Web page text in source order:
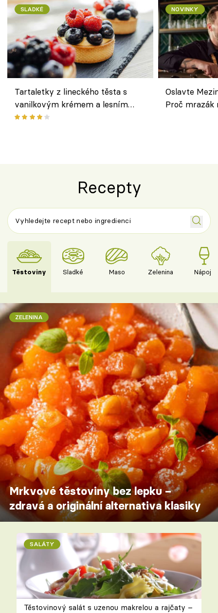
SLADKÉ
Tartaletky z lineckého těsta s
vanilkovým krémem a lesním
ovocem podle Bread Society
NOVINKY
Oslavte
Proč
Recepty
Těstoviny Sladké Maso Zelenina Nápoje
ZELENINA
Mrkvové těstoviny bez lepku –
zdravá a originální alternativa klasiky
SALÁTY
Těstovinový salát s uzenou makrelou a rajčaty –